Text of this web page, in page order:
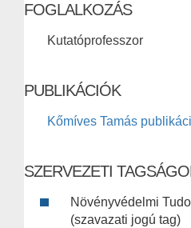
FOGLALKOZÁS
Kutatóprofesszor
PUBLIKÁCIÓK
Kőmíves Tamás
SZERVEZETI
Növényvédelmi
(szavazati jogú tag)